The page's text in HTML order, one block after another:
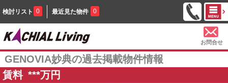
検討リスト 0 最近見た物件 0
お問合せ
GENOVIA妙典の過去掲載物件情報
賃料 ***万円